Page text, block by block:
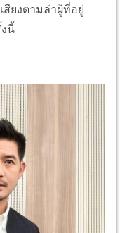
สียงตามล่าผู้ที่อยู่
นี้